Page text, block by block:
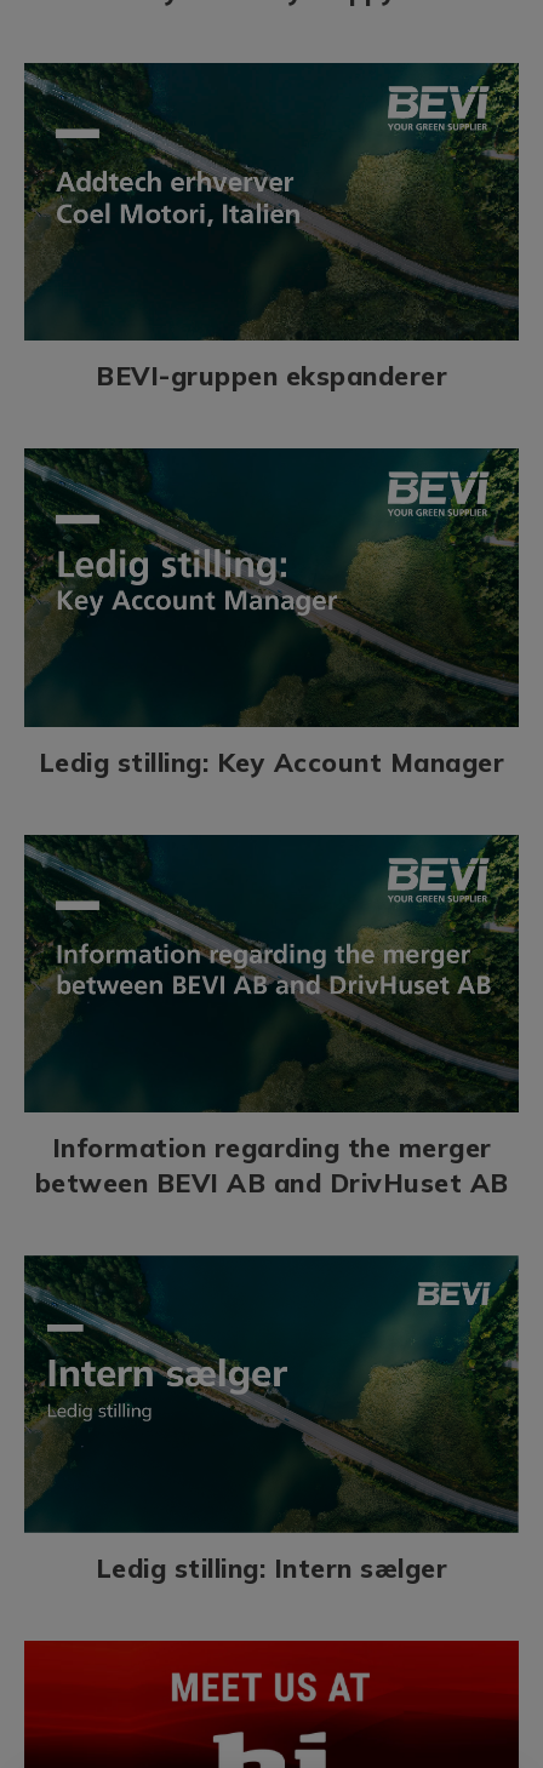
BEVI-gruppen ekspanderer
Ledig stilling: Key Account Manager
Information regarding the merger
between BEVI AB and DrivHuset AB
Ledig stilling: Intern sælger